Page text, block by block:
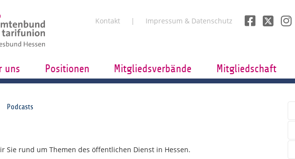
Kontakt Impressum & Datenschutz
uns Positionen Mitgliedsverbände Mitgliedschaft
Podcasts
Sie rund um Themen des öffentlichen Dienst in Hessen.